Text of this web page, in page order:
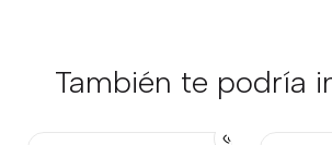
También te podría